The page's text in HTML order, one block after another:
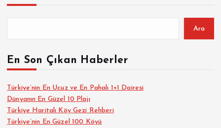
Ara
En Son Çıkan Haberler
Türkiye’nin En Ucuz ve En Pahalı 1+1 Dairesi
Dünyanın En Güzel 10 Plajı
Türkiye Haritalı Köy Gezi Rehberi
Türkiye’nin En Güzel 100 Köyü